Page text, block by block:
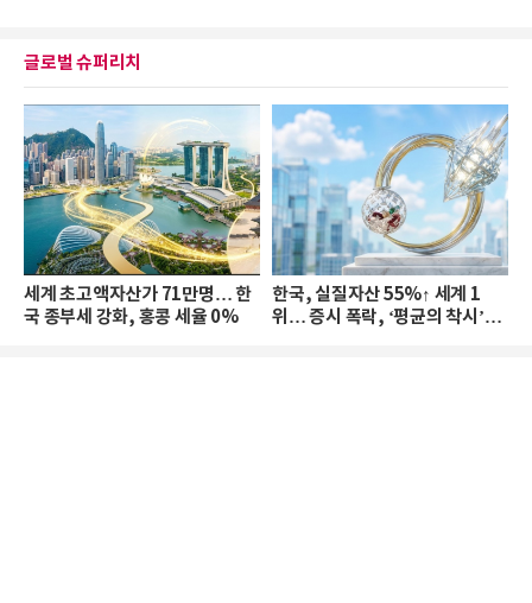
글로벌 슈퍼리치
세계 초고액자산가 71만명… 한
국 종부세 강화, 홍콩 세율 0%
한국, 실질자산 55%↑ 세계 1
위… 증시 폭락, ‘평균의 착시’와